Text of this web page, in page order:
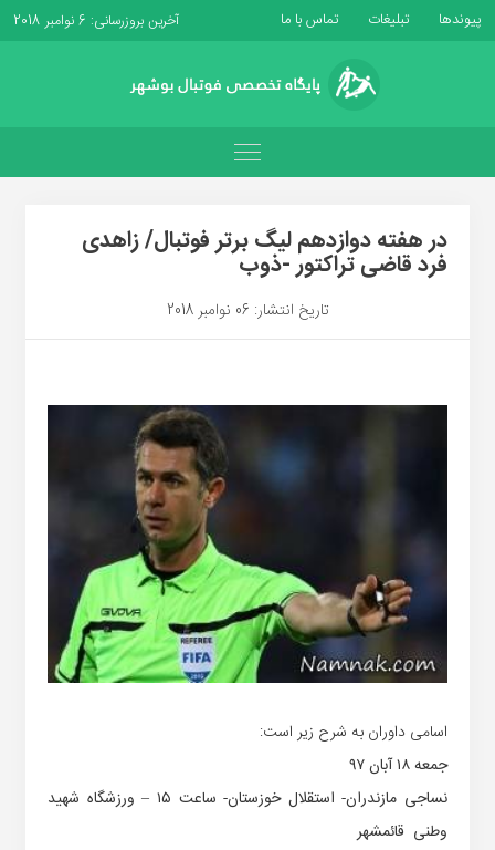
پیوندها تبلیغات تماس با ما آخرین بروزرسانی: 6 نوامبر 2018
در هفته دوازدهم لیگ برتر فوتبال/ زاهدی
فرد قاضی تراکتور -ذوب
تاریخ انتشار: 06 نوامبر 2018
اسامی داوران به شرح زیر است:
جمعه ۱۸ آبان ۹۷‏
نساجی مازندران- استقلال خوزستان- ساعت ۱۵ – ورزشگاه شهید
وطنی ‏ قائمشهر